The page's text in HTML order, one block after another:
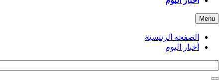
Menu
الصفحة الرئيسية
أخبار اليوم